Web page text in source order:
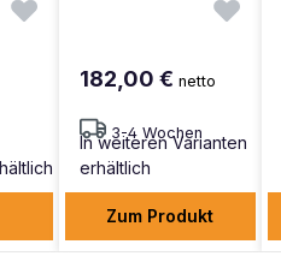
182,00 € netto
3-4 Wochen
In weiteren Varianten
erhältlich
Zum Produkt